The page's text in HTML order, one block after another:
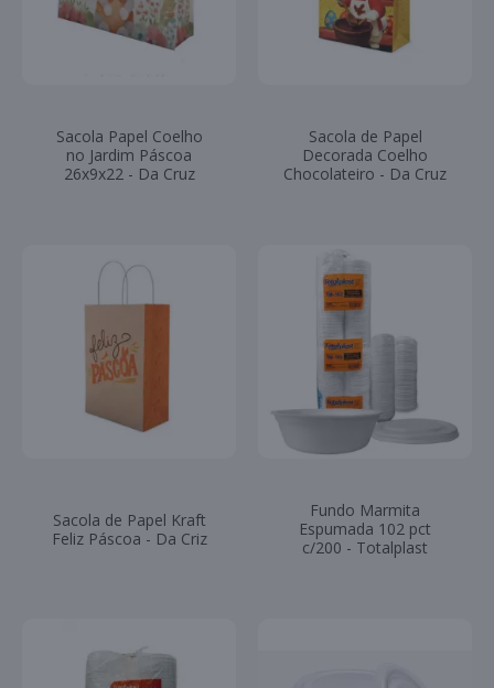
Sacola Papel Coelho
no Jardim Páscoa
26x9x22 - Da Cruz
Sacola de Papel
Decorada Coelho
Chocolateiro - Da Cruz
Sacola de Papel Kraft
Feliz Páscoa - Da Criz
Fundo Marmita
Espumada 102 pct
c/200 - Totalplast